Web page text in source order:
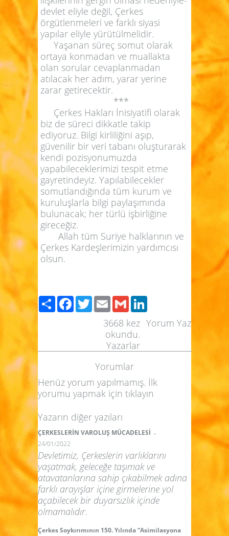
devlet eliyle değil, Çerkes
örgütlenmeleri ve farklı siyasi
yapılar eliyle yürütülmelidir.
Yaşanan süreç somut olarak
ortaya konmadan ve muallakta
olan sorular cevaplanmadan
atılacak her adım, yarar yerine
zarar getirecektir.
***
Çerkes Hakları İnisiyatifi olarak
biz de süreci dikkatle takip
ediyoruz. Bilgi kirliliğini aşıp,
güvenilir bir veri tabanı oluşturarak
kendi pozisyonumuzda
yapabileceklerimizi tespit etme
gayretindeyiz. Yapılabilecekler
somutlandığında tüm kurum ve
kuruluşlarla bilgi paylaşımında
bulunacak; her türlü işbirliğine
gireceğiz.
Allah tüm Suriye halklarının ve
Çerkes Kardeşlerimizin yardımcısı
olsun.
PaylaşFacebook
TwitterEmailGmail
Yorum Yaz
3668 kez
okundu.
Yazarlar
Yorumlar
Henüz yorum yapılmamış. İlk
yorumu yapmak için tıklayın
Yazarın diğer yazıları
ÇERKESLERİN VAROLUŞ MÜCADELESİ -
24/01/2022
Devletimiz, Çerkeslerin varlıklarını
yaşatmak, geleceğe taşımak ve
atavatanlarına sahip çıkabilmek adına
farklı arayışlar içine girmelerine yol
açabilecek bir duyarsızlık içinde
olmamalıdır.
Çerkes Soykırımının 150. Yılında “Asimilasyona